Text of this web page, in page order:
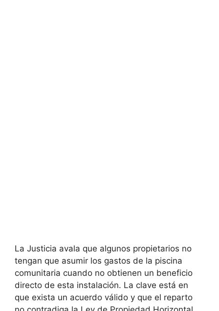
La Justicia avala que algunos propietarios no
tengan que asumir los gastos de la piscina
comunitaria cuando no obtienen un beneficio
directo de esta instalación. La clave está en
que exista un acuerdo válido y que el reparto